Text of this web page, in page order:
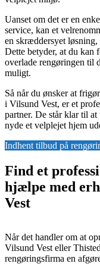
Uanset om det er en
service, kan et
en skræddersyet
Dette betyder, at du kan
overlade rengøringen til
muligt.
Så når du ønsker at
i Vilsund Vest, er et
partner. De står klar til at
nyde et velplejet hjem
Indhent tilbud på
Find et
hjælpe med
Vest
Når det handler om at
Vilsund Vest eller
rengøringsfirma en